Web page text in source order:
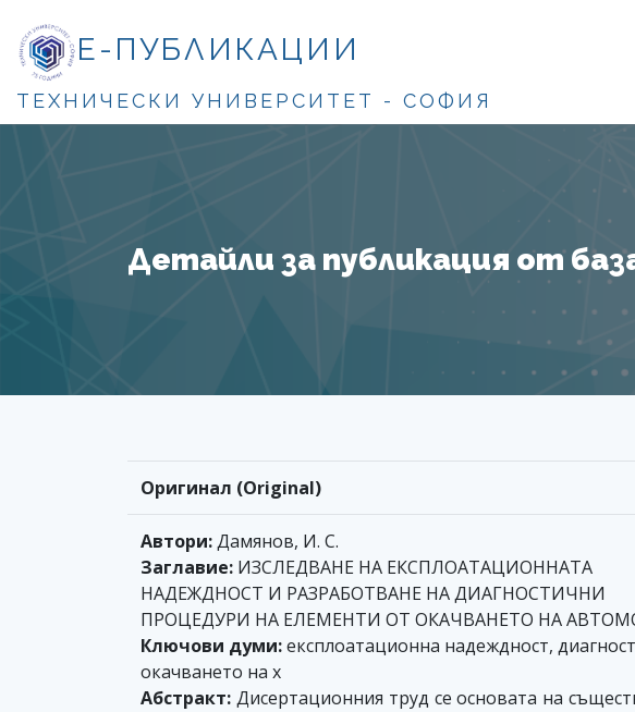
Е-ПУБЛИКАЦИИ
ТЕХНИЧЕСКИ УНИВЕРСИТЕТ - СОФИЯ
Детайли за публикация от
Оригинал (Original)
Автори:Дамянов, И. С.
Заглавие: ИЗСЛЕДВАНЕ НА ЕКСПЛОАТАЦИОННАТА
НАДЕЖДНОСТ И РАЗРАБОТВАНЕ НА ДИАГНОСТИЧНИ
ПРОЦЕДУРИ НА ЕЛЕМЕНТИ ОТ ОКАЧВАНЕТО НА
Ключови думи:експлоатационна надеждност,
окачването на х
Абстракт: Дисертационния труд се основата на